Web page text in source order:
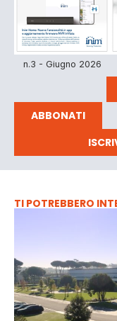
n.3 - Giugno 2026
ABBONATI
TI POTREBBERO